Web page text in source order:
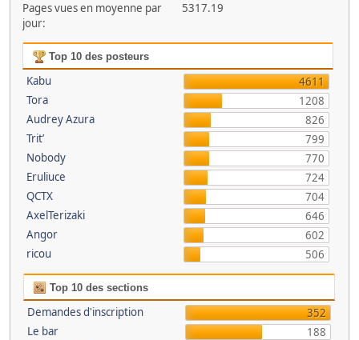
Pages vues en moyenne par
jour:
5317.19
Top 10 des posteurs
Kabu
4611
Tora
1208
Audrey Azura
826
Trit’
799
Nobody
770
Eruliuce
724
QCTX
704
AxelTerizaki
646
Angor
602
ricou
506
Top 10 des sections
Demandes d'inscription
352
Le bar
188